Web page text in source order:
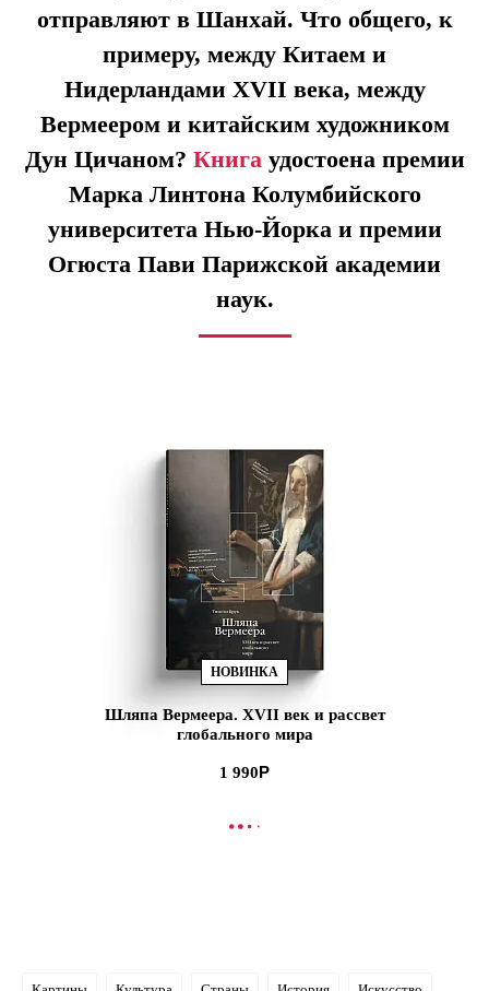
отправляют в Шанхай. Что общего, к
примеру, между Китаем и
Нидерландами XVII века, между
Вермеером и китайским художником
Дун Цичаном? Книгаудостоена премии
Марка Линтона Колумбийского
университета Нью-Йорка и премии
Огюста Пави Парижской академии
наук.
НОВИНКА
Шляпа Вермеера. XVII век и рассвет
глобального мира
1 990
В КОРЗИНУ